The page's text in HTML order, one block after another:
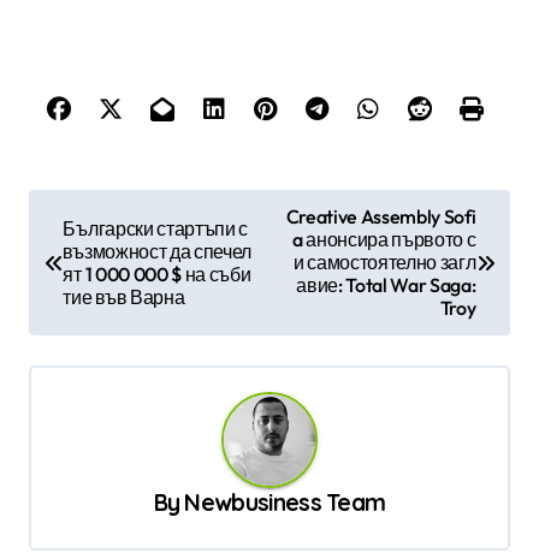
и
г
Български стартъпи с
възможност да спечел
ят 1 000 000 $ на съби
тие във Варна
Creative Assembly Sofi
a анонсира първото с
и самостоятелно загл
авие: Total War Saga:
Troy
By Newbusiness Team